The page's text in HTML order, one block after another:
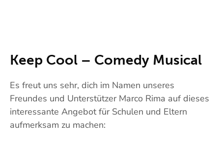
Keep Cool – Comedy Musical
Es freut uns sehr, dich im Namen unseres
Freundes und Unterstützer Marco Rima auf dieses
interessante Angebot für Schulen und Eltern
aufmerksam zu machen: